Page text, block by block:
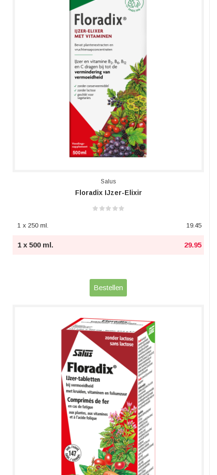
Salus
Floradix IJzer-Elixir
1 x 250 ml. 19.45
1 x 500 ml. 29.95
Bestellen